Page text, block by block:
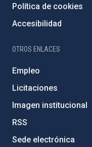
Política de cookies
Accesibilidad
OTROS ENLACES
Empleo
Licitaciones
Imagen institucional
RSS
Sede electrónica